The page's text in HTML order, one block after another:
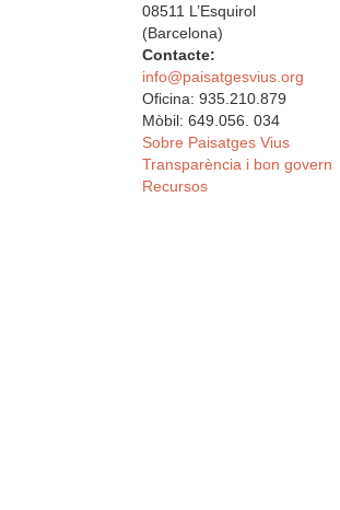
08511 L’Esquirol
(Barcelona)
Contacte:
info@paisatgesvius.org
Oficina: 935.210.879
Mòbil: 649.056. 034
Sobre Paisatges Vius
Transparència i bon govern
Recursos